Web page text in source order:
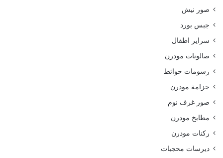
صور نيش
جبس بورد
سراير اطفال
صالونات مودرن
رسومات حوائط
جزامة مودرن
صور غرف نوم
مطابخ مودرن
ركنات مودرن
ديرسات محجبات